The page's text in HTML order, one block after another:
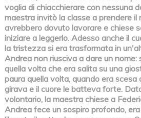
voglia di chiacchierare con nessuna
maestra invitò la classe a prendere il
avrebbero dovuto lavorare e chiese
iniziare a leggerlo. Adesso anche il
la tristezza si era trasformata in
Andrea non riusciva a dare un
quella volta che era salita su una
paura quella volta, quando era
girava e il cuore le batteva forte.
volontario, la maestra chiese a
Andrea fece un sospiro profondo,